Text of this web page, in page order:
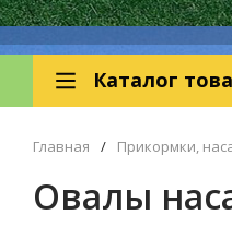
Каталог
Главная / Прикормки,
Овалы